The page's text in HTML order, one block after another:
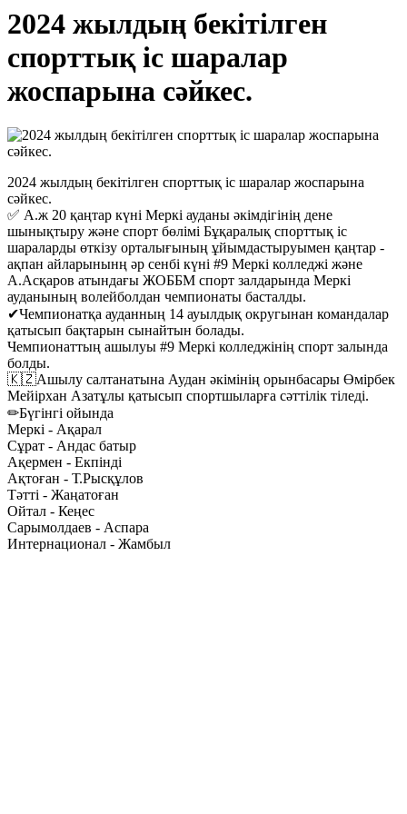
2024 жылдың бекітілген
спорттық іс шаралар
жоспарына сәйкес.
2024 жылдың бекітілген спорттық іс шаралар жоспарына
сәйкес.
✅ А.ж 20 қаңтар күні Меркі ауданы әкімдігінің дене
шынықтыру және спорт бөлімі Бұқаралық спорттық іс
шараларды өткізу орталығының ұйымдастыруымен қаңтар -
ақпан айларынынң әр сенбі күні #9 Меркі колледжі және
А.Асқаров атындағы ЖОББМ спорт залдарында Меркі
ауданының волейболдан чемпионаты басталды.
✔Чемпионатқа ауданның 14 ауылдық округынан командалар
қатысып бақтарын сынайтын болады.
Чемпионаттың ашылуы #9 Меркі колледжінің спорт залында
болды.
🇰🇿Ашылу салтанатына Аудан әкімінің орынбасары Өмірбек
Мейірхан Азатұлы қатысып спортшыларға сәттілік тіледі.
✏Бүгінгі ойында
Меркі - Ақарал
Сұрат - Андас батыр
Ақермен - Екпінді
Ақтоған - Т.Рысқұлов
Тәтті - Жаңатоған
Ойтал - Кеңес
Сарымолдаев - Аспара
Интернационал - Жамбыл